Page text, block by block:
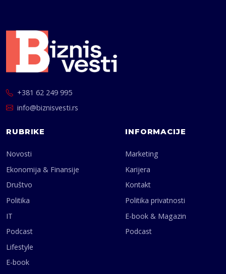
+381 62 249 995
info@biznisvesti.rs
RUBRIKE
Novosti
Ekonomija & Finansije
Društvo
Politika
IT
Podcast
Lifestyle
E-book
INFORMACIJE
Marketing
Karijera
Kontakt
Politika privatnosti
E-book & Magazin
Podcast